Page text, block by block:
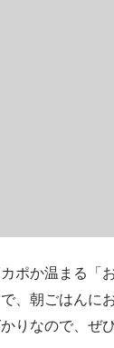
ポか温まる「
、朝ごはんに
りなので、ぜ